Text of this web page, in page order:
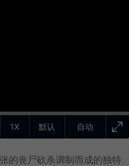
自动
1X 默认
的丧尸砍杀调制而成的独特